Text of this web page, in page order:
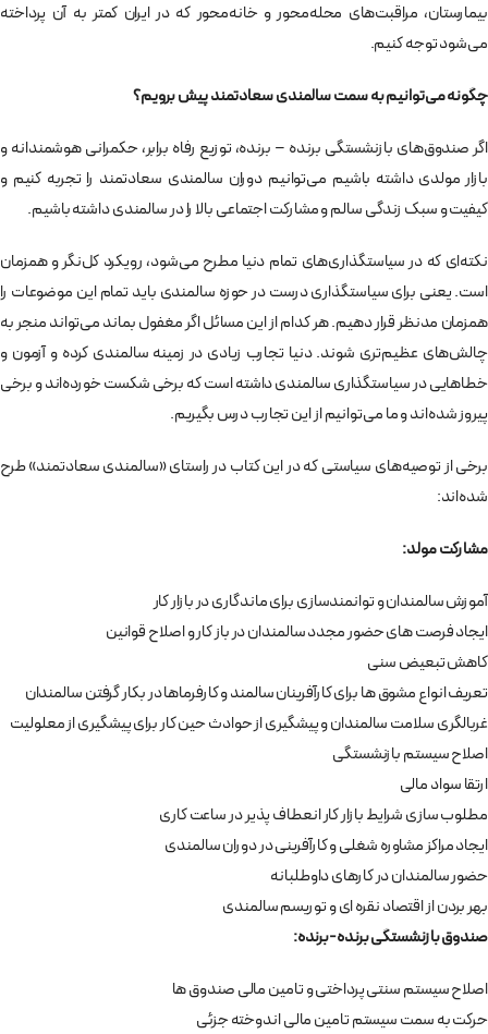
بیمارستان، مراقبت‌های محله‌‌محور و خانه‌محور که در ایران کمتر به آن پرداخته
می‌شود توجه کنیم.
چگونه می‌توانیم به سمت سالمندی سعادتمند پیش برویم؟
اگر صندوق‌های بازنشستگی برنده – برنده‌، توزیع رفاه برابر، حکمرانی هوشمندانه و
بازار مولدی داشته باشیم می‌توانیم دوران سالمندی سعادتمند را تجربه کنیم و
کیفیت و سبک زندگی سالم و مشارکت اجتماعی بالا را در سالمندی داشته باشیم.
نکته‌ای که در سیاستگذاری‌های تمام دنیا مطرح می‌شود، رویکرد کل‌نگر و همزمان
است. یعنی برای سیاستگذاری درست در حوزه سالمندی باید تمام این موضوعات را
همزمان مدنظر قرار دهیم. هر کدام از این مسائل اگر مغفول بماند می‌تواند منجر به
چالش‌های عظیم‌تری شوند. دنیا تجارب زیادی در زمینه سالمندی کرده و آزمون و
خطاهایی در سیاستگذاری سالمندی داشته است که برخی شکست خورده‌اند و برخی
پیروز شده‌اند و ما می‌توانیم از این تجارب درس بگیریم.
برخی از توصیه‌های سیاستی که در این کتاب در راستای «سالمندی سعادتمند» طرح
شده‌اند:
مشارکت مولد:
آموزش سالمندان و توانمندسازی برای ماندگاری در بازار کار
ایجاد فرصت های حضور مجدد سالمندان در باز کار و اصلاح قوانین
کاهش تبعیض سنی
تعریف انواع مشوق ها برای کارآفرینان سالمند و کارفرماها در بکار گرفتن سالمندان
غربالگری سلامت سالمندان و پیشگیری از حوادث حین کار برای پیشگیری از معلولیت
اصلاح سیستم بازنشستگی
ارتقا سواد مالی
مطلوب سازی شرایط بازار کار انعطاف پذیر در ساعت کاری
ایجاد مراکز مشاوره شغلی و کارآفرینی در دوران سالمندی
حضور سالمندان در کارهای داوطلبانه
بهر بردن از اقتصاد نقره ای و توریسم سالمندی
صندوق بازنشستگی برنده-برنده:
اصلاح سیستم سنتی پرداختی و تامین مالی صندوق ها
حرکت به سمت سیستم تامین مالی اندوخته جزئی